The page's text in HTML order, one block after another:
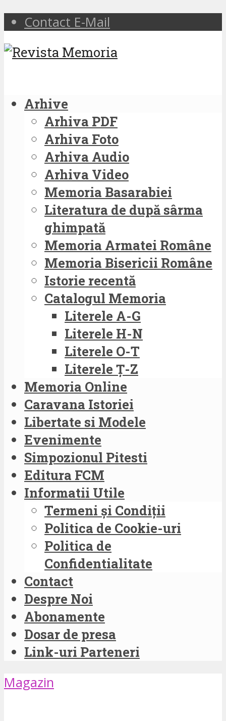
Contact E-Mail
Arhive
Arhiva PDF
Arhiva Foto
Arhiva Audio
Arhiva Video
Memoria Basarabiei
Literatura de după sârma
ghimpată
Memoria Armatei Române
Memoria Bisericii Române
Istorie recentă
Catalogul Memoria
Literele A-G
Literele H-N
Literele O-T
Literele Ț-Z
Memoria Online
Caravana Istoriei
Libertate si Modele
Evenimente
Simpozionul Pitesti
Editura FCM
Informatii Utile
Termeni și Condiții
Politica de Cookie-uri
Politica de
Confidentialitate
Contact
Despre Noi
Abonamente
Dosar de presa
Link-uri Parteneri
Magazin